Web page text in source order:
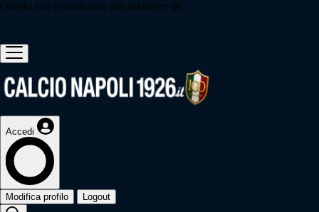
Questo sito contribuisce alla audience de
Accedi
Modifica profilo Logout